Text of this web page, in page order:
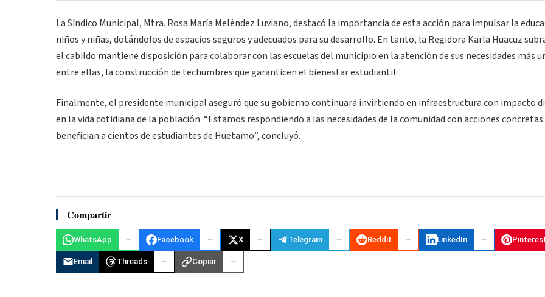
La Síndico Municipal, Mtra. Rosa María Meléndez Luviano, destacó la importancia de esta acción para impulsar la
niños y niñas, dotándolos de espacios seguros y adecuados para su desarrollo. En tanto, la Regidora Karla Huacuz
el cabildo mantiene disposición para colaborar con las escuelas del municipio en la atención de sus necesidades más
entre ellas, la construcción de techumbres que garanticen el bienestar estudiantil.
Finalmente, el presidente municipal aseguró que su gobierno continuará invirtiendo en infraestructura con impacto
en la vida cotidiana de la población. “Estamos respondiendo a las necesidades de la comunidad con acciones concretas
benefician a cientos de estudiantes de Huetamo”, concluyó.
Compartir
WhatsApp Facebook X Telegram Reddit LinkedIn
Email Threads Copiar